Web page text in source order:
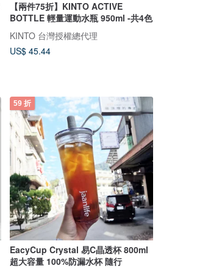
【兩件75折】KINTO ACTIVE
BOTTLE 輕量運動水瓶 950ml -共4色
KINTO 台灣授權總代理
US$ 45.44
59 折
EacyCup Crystal 易C晶透杯 800ml
超大容量 100%防漏水杯 隨行